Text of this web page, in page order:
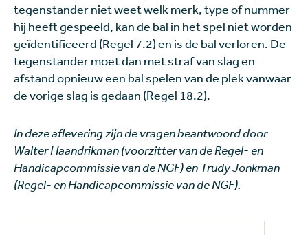
tegenstander niet weet welk merk, type of nummer
hij heeft gespeeld, kan de bal in het spel niet worden
geïdentificeerd (Regel 7.2) en is de bal verloren. De
tegenstander moet dan met straf van slag en
afstand opnieuw een bal spelen van de plek vanwaar
de vorige slag is gedaan (Regel 18.2).
In deze aflevering zijn de vragen beantwoord door
Walter Haandrikman (voorzitter van de Regel- en
Handicapcommissie van de NGF) en Trudy Jonkman
(Regel- en Handicapcommissie van de NGF).